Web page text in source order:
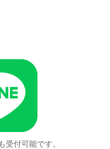
受付可能です。